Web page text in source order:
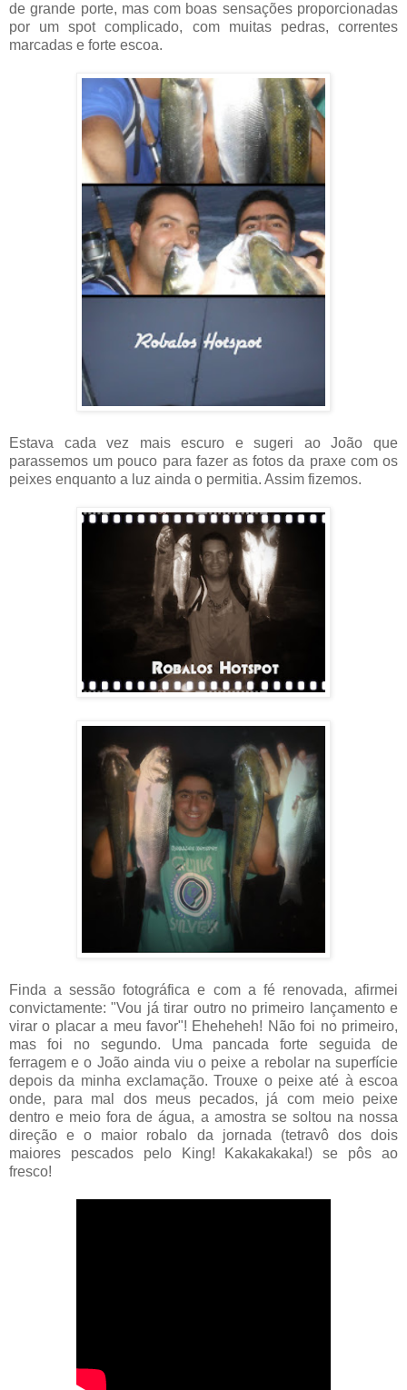
de grande porte, mas com boas sensações proporcionadas
por um spot complicado, com muitas pedras, correntes
marcadas e forte escoa.
Estava cada vez mais escuro e sugeri ao João que
parassemos um pouco para fazer as fotos da praxe com os
peixes enquanto a luz ainda o permitia. Assim fizemos.
Finda a sessão fotográfica e com a fé renovada, afirmei
convictamente: "Vou já tirar outro no primeiro lançamento e
virar o placar a meu favor"! Eheheheh! Não foi no primeiro,
mas foi no segundo. Uma pancada forte seguida de
ferragem e o João ainda viu o peixe a rebolar na superfície
depois da minha exclamação. Trouxe o peixe até à escoa
onde, para mal dos meus pecados, já com meio peixe
dentro e meio fora de água, a amostra se soltou na nossa
direção e o maior robalo da jornada (tetravô dos dois
maiores pescados pelo King! Kakakakaka!) se pôs ao
fresco!